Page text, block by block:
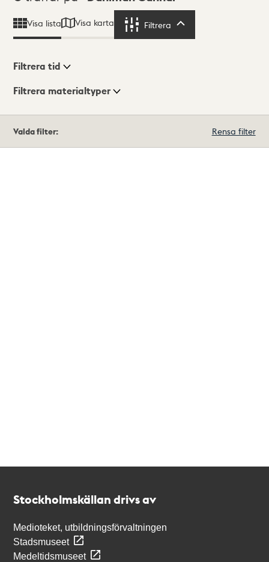
Visa lista Visa karta Filtrera
Visningsläge
Filtrera tid
Filtrera materialtyper
träffar
Valda filter: Rensa filter
Stockholmskällan drivs av
Medioteket, utbildningsförvaltningen
Stadsmuseet
Medeltidsmuseet